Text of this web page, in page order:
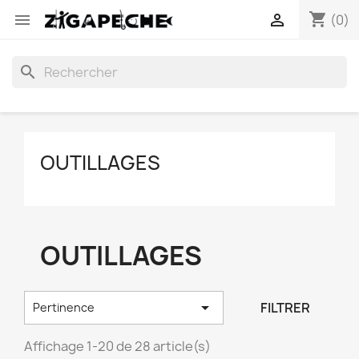
 shopping_cart (0)

search
OUTILLAGES
OUTILLAGES
Pertinence  FILTRER
Affichage 1-20 de 28 article(s)